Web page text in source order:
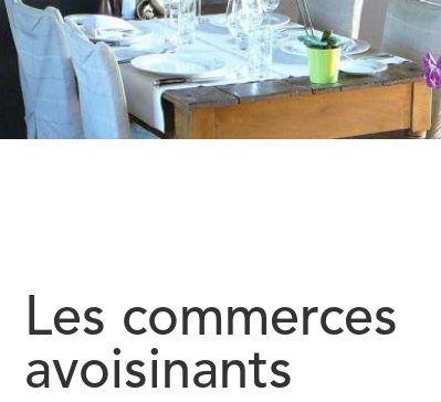
Les commerces
avoisinants